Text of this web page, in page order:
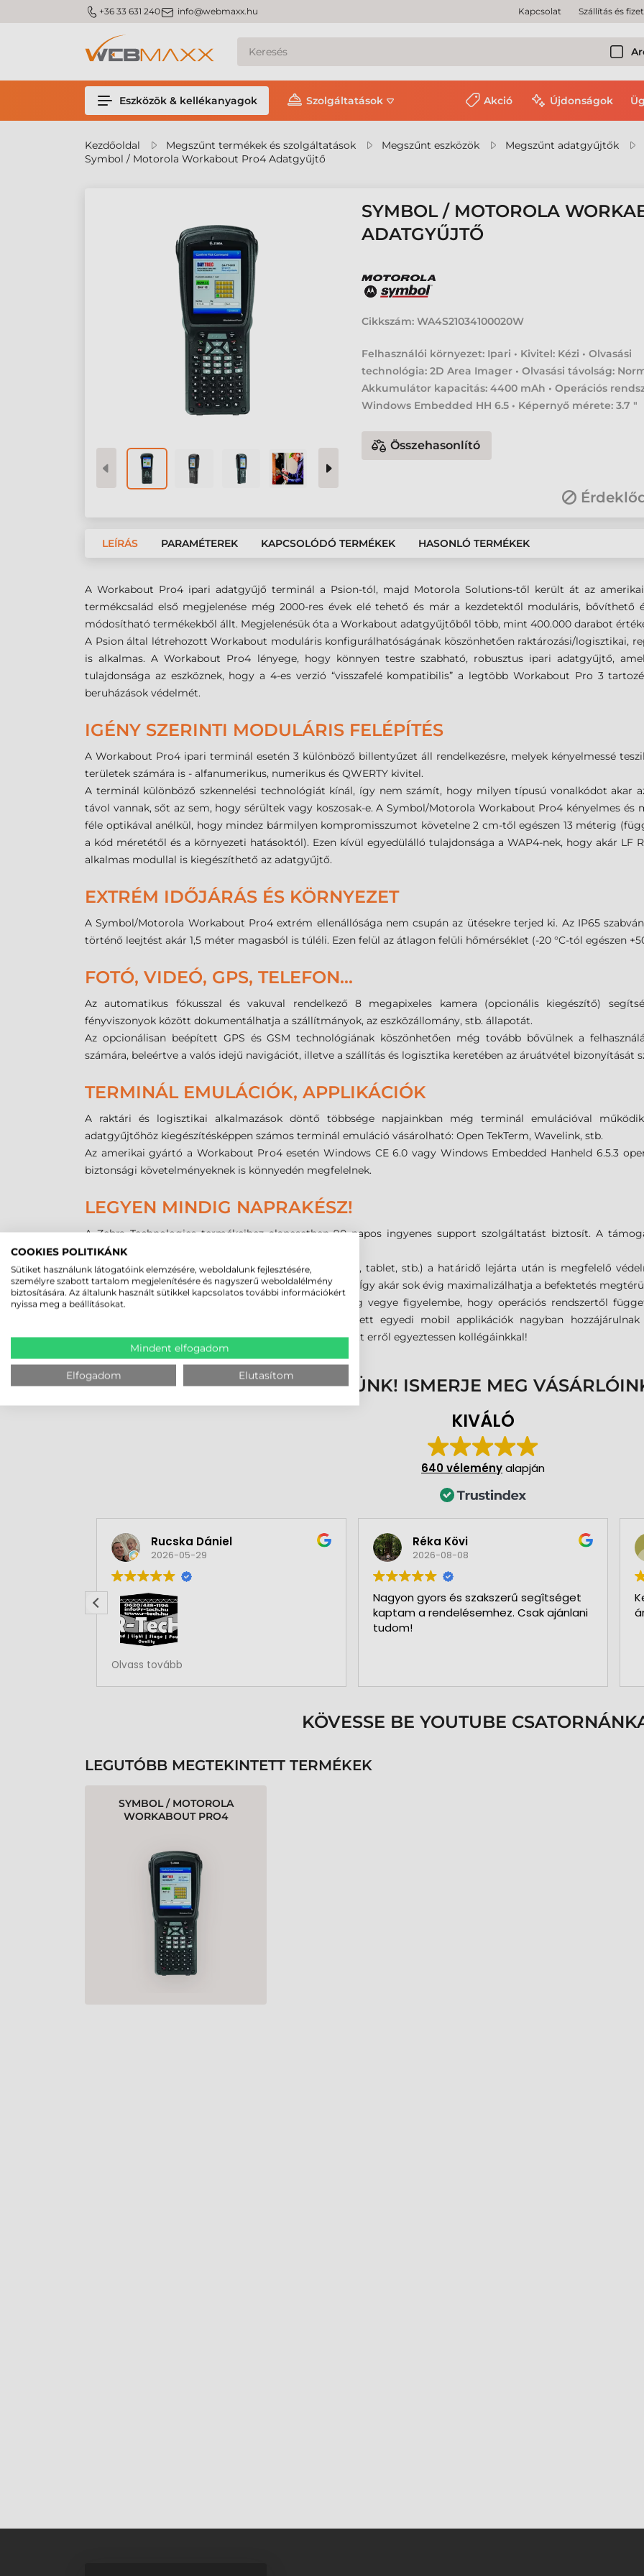
m_phone +36 33 631 240m_email info@webmaxx.hu Kapcsolat Szállítás és
Eszközök & kellékanyagok Szolgáltatások Akció Újdonságok
Kezdőoldal Megszűnt termékek és szolgáltatások Megszűnt eszközök
Megszűnt adatgyűjtők
Symbol / Motorola Workabout Pro4 Adatgyűjtő
SYMBOL / MOTOROLA
ADATGYŰJTŐ
Cikkszám: WA4S21034100020W
Felhasználói környezet: Ipari • Kivitel: Kézi • Olvasási
technológia: 2D Area Imager • Olvasási távolság:
Akkumulátor kapacitás: 4400 mAh • Operációs
Windows Embedded HH 6.5 • Képernyő mérete: 3.7 "
Összehasonlító
LEÍRÁS PARAMÉTEREK KAPCSOLÓDÓ TERMÉKEK HASONLÓ TERMÉKEK
A Workabout Pro4 ipari adatgyűjő terminál a Psion-tól, majd Motorola Solutions-től került át az amerikai
termékcsalád első megjelenése még 2000-res évek elé tehető és már a kezdetektől moduláris, bővíthető
módosítható termékekből állt. Megjelenésük óta a Workabout adatgyűjtőből több, mint 400.000 darabot
A Psion által létrehozott Workabout moduláris konfigurálhatóságának köszönhetően raktározási/logisztikai,
is alkalmas. A Workabout Pro4 lényege, hogy könnyen testre szabható, robusztus ipari adatgyűjtő,
tulajdonsága az eszköznek, hogy a 4-es verzió “visszafelé kompatibilis” a legtöbb Workabout Pro 3
beruházások védelmét.
IGÉNY SZERINTI MODULÁRIS FELÉPÍTÉS
A Workabout Pro4 ipari terminál esetén 3 különböző billentyűzet áll rendelkezésre, melyek kényelmessé
területek számára is - alfanumerikus, numerikus és QWERTY kivitel.
A terminál különböző szkennelési technológiát kínál, így nem számít, hogy milyen típusú vonalkódot akar
távol vannak, sőt az sem, hogy sérültek vagy koszosak-e. A Symbol/Motorola Workabout Pro4 kényelmes
féle optikával anélkül, hogy mindez bármilyen kompromisszumot követelne 2 cm-től egészen 13 méterig
a kód méretétől és a környezeti hatásoktól). Ezen kívül egyedülálló tulajdonsága a WAP4-nek, hogy akár LF
alkalmas modullal is kiegészíthető az adatgyűjtő.
EXTRÉM IDŐJÁRÁS ÉS KÖRNYEZET
A Symbol/Motorola Workabout Pro4 extrém ellenállósága nem csupán az ütésekre terjed ki. Az IP65
történő leejtést akár 1,5 méter magasból is túléli. Ezen felül az átlagon felüli hőmérséklet (-20 °C-tól egészen
FOTÓ, VIDEÓ, GPS, TELEFON...
Az automatikus fókusszal és vakuval rendelkező 8 megapixeles kamera (opcionális kiegészítő)
fényviszonyok között dokumentálhatja a szállítmányok, az eszközállomány, stb. állapotát.
Az opcionálisan beépített GPS és GSM technológiának köszönhetően még tovább bővülnek a
számára, beleértve a valós idejű navigációt, illetve a szállítás és logisztika keretében az áruátvétel bizonyítását
TERMINÁL EMULÁCIÓK, APPLIKÁCIÓK
A raktári és logisztikai alkalmazások döntő többsége napjainkban még terminál emulációval
adatgyűjtőhöz kiegészítésképpen számos terminál emuláció vásárolható: Open TekTerm, Wavelink, stb.
Az amerikai gyártó a Workabout Pro4 esetén Windows CE 6.0 vagy Windows Embedded Hanheld 6.5.3
biztonsági követelményeknek is könnyedén megfelelnek.
LEGYEN MINDIG NAPRAKÉSZ!
A Zebra Technologies termékeihez alapesetben 90 napos ingyenes support szolgáltatást biztosít. A
biztonsági és operációs rendszer frissítések is.
Annak érdekében, hogy a mobil eszközei (adatgyűjtő, tablet, stb.) a határidő lejárta után is megfelelő
OneCare kiterjesztett garancia szolgáltatás vásárlását. Így akár sok évig maximalizálhatja a befektetés
Adatgyűjtő vagy ipari tablet vásárlása esetén mindig vegye figyelembe, hogy operációs rendszertől
ügyviteli szoftver nem található. Az általunk készített egyedi mobil applikációk nagyban hozzájárulnak
gyorsításához és hatékonyabbá tételéhez. Vásárlás előtt erről egyeztessen kollégáinkkal!
MEGBÍZHAT BENNÜNK! ISMERJE MEG
KIVÁLÓ
640 véleményalapján
Rucska Dániel
2026-05-29
Rendben volt a rendelésem
Olvass tovább
Réka Kövi
2026-08-08
Nagyon gyors és szakszerű segîtséget
kaptam a rendelésemhez. Csak ajánlani
tudom!
KÖVESSE BE YOUTUBE
LEGUTÓBB MEGTEKINTETT TERMÉKEK
SYMBOL / MOTOROLA
WORKABOUT PRO4
COOKIES POLITIKÁNK
Sütiket használunk látogatóink elemzésére, weboldalunk fejlesztésére,
személyre szabott tartalom megjelenítésére és nagyszerű weboldalélmény
biztosítására. Az általunk használt sütikkel kapcsolatos további információkért
nyissa meg a beállításokat.
Mindent elfogadom
Elfogadom Elutasítom